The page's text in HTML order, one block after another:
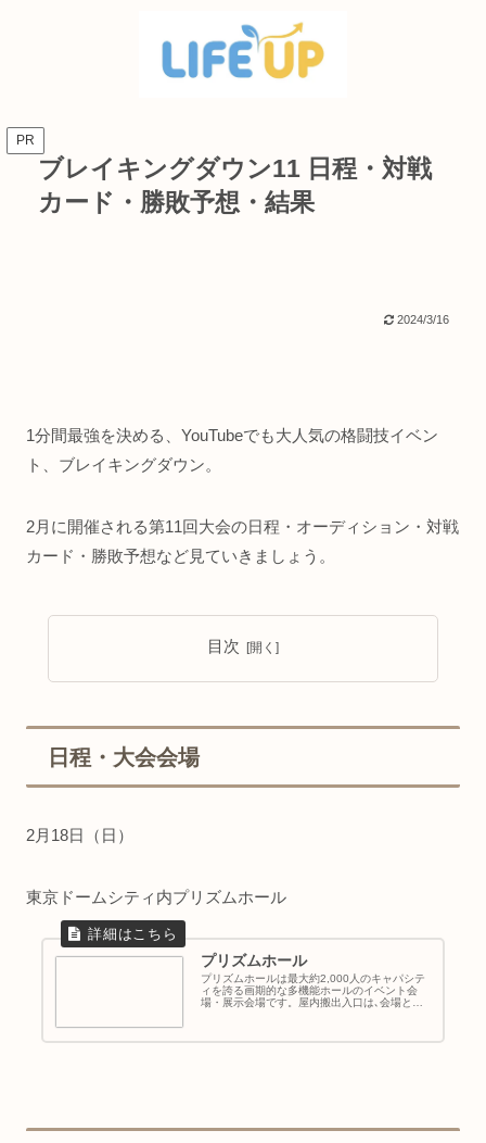
PR
ブレイキングダウン11 日程・対戦
カード・勝敗予想・結果
2024/3/16
1分間最強を決める、YouTubeでも大人気の格闘技イベン
ト、ブレイキングダウン。
2月に開催される第11回大会の日程・オーディション・対戦
カード・勝敗予想など見ていきましょう。
目次
日程・大会会場
2月18日（日）
東京ドームシティ内プリズムホール
プリズムホール
プリズムホールは最大約2,000人のキャパシテ
ィを誇る画期的な多機能ホールのイベント会
場・展示会場です。屋内搬出入口は､会場と直